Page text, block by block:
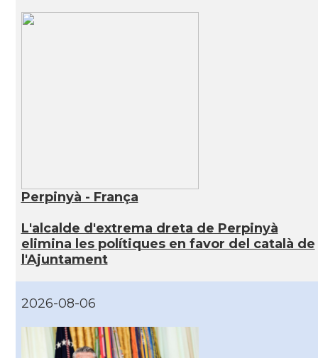
Perpinyà - França
L'alcalde d'extrema dreta de Perpinyà
elimina les polítiques en favor del català de
l'Ajuntament
2026-08-06